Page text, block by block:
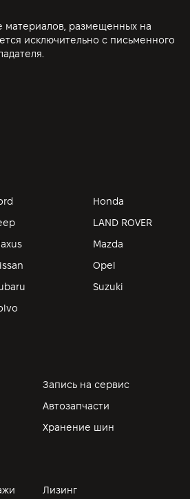
материалов, размещенных на
исключительно с письменного
Honda
LAND ROVER
Mazda
Opel
Suzuki
Запись на сервис
Автозапчасти
Хранение шин
Лизинг